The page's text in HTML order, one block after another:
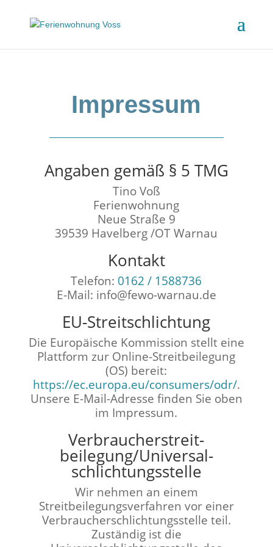
Impressum
Angaben gemäß § 5 TMG
Tino Voß
Ferienwohnung
Neue Straße 9
39539 Havelberg /OT Warnau
Kontakt
Telefon: 0162 / 1588736
E-Mail: info@fewo-warnau.de
EU-Streitschlichtung
Die Europäische Kommission stellt eine
Plattform zur Online-Streitbeilegung
(OS) bereit:
https://ec.europa.eu/consumers/odr/.
Unsere E-Mail-Adresse finden Sie oben
im Impressum.
Verbraucher­streit­
beilegung/Universal­
schlichtungs­stelle
Wir nehmen an einem
Streitbeilegungsverfahren vor einer
Verbraucherschlichtungsstelle teil.
Zuständig ist die